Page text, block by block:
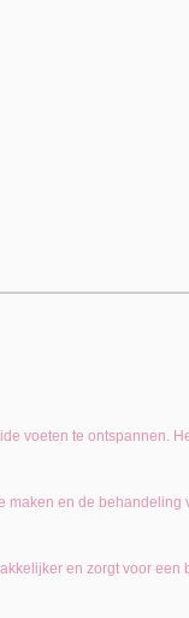
voeten te ontspannen.
en de behandeling
en zorgt voor een